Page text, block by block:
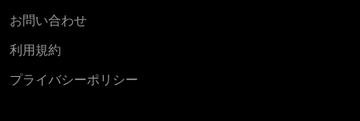
お問い合わせ
利用規約
プライバシーポリシー